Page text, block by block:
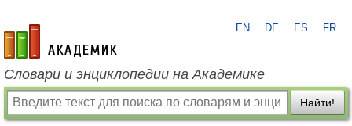
academic.ru
EN DE ES FR
Словари и энциклопедии на Академике
Найти!